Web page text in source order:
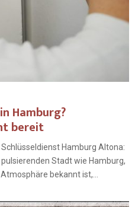
Hamburg?
bereit
Hamburg Altona:
Stadt wie Hamburg,
bekannt ist,...